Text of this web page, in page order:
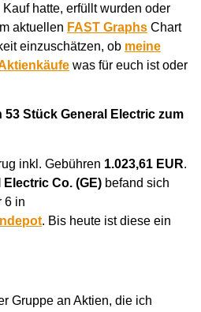
hatte, erfüllt wurden oder
aktuellen FAST Graphs Chart
einzuschätzen, ob meine
was für euch ist oder
53 Stück General Electric zum
inkl. Gebühren 1.023,61 EUR.
Electric Co. (GE) befand sich
6 in
. Bis heute ist diese ein
Gruppe an Aktien, die ich